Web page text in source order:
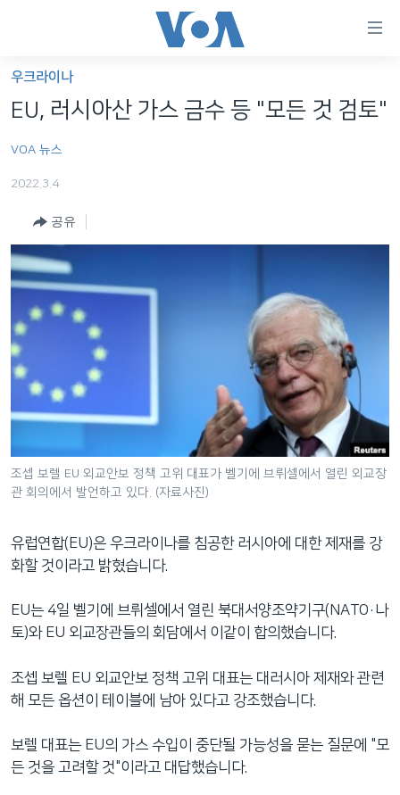
가
능
메
텐
츠
동
네
게
이
로
이
검
색
로
이
VOD
라디오
프로그램
주파수 안내
언어 선택
우크라이나
EU, 러시아산 가스 금수 등 "모든 것 검토"
VOA 뉴스
2022.3.4
공유
조셉 보렐 EU 외교안보 정책 고위 대표가 벨기에 브뤼셀에서 열린 외교장
관 회의에서 발언하고 있다. (자료사진)
유럽연합(EU)은 우크라이나를 침공한 러시아에 대한 제재를 강
화할 것이라고 밝혔습니다.
EU는 4일 벨기에 브뤼셀에서 열린 북대서양조약기구(NATO·나
토)와 EU 외교장관들의 회담에서 이같이 합의했습니다.
조셉 보렐 EU 외교안보 정책 고위 대표는 대러시아 제재와 관련
해 모든 옵션이 테이블에 남아 있다고 강조했습니다.
보렐 대표는 EU의 가스 수입이 중단될 가능성을 묻는 질문에 "모
든 것을 고려할 것"이라고 대답했습니다.